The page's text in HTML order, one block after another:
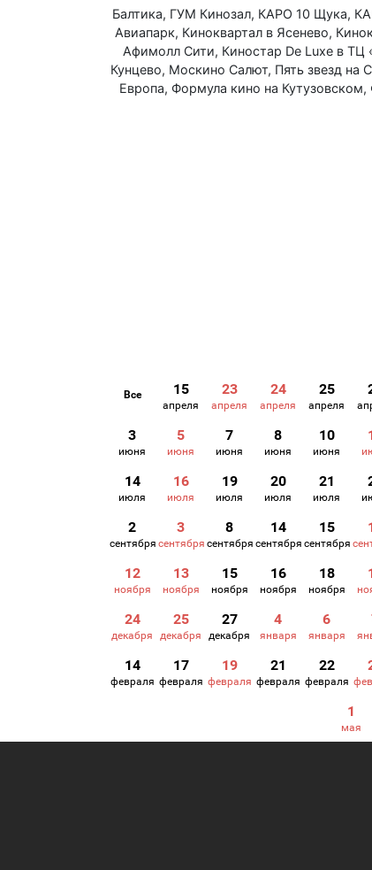
Балтика, ГУМ Кинозал, КАРО 10 Щука,
Авиапарк, Киноквартал в Ясенево,
Афимолл Сити, Киностар De Luxe в ТЦ
Кунцево, Москино Салют, Пять звезд на
Европа, Формула кино на Кутузовском,
Все 15
апреля
23
апреля
24
апреля
25
апреля
3
июня
5
июня
7
июня
8
июня
10
июня
14
июля
16
июля
19
июля
20
июля
21
июля
2
сентября
3
сентября
8
сентября
14
сентября
15
сентября
12
ноября
13
ноября
15
ноября
16
ноября
18
ноября
24
декабря
25
декабря
27
декабря
4
января
6
января
14
февраля
17
февраля
19
февраля
21
февраля
22
февраля
1
мая